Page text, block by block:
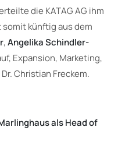
die KATAG AG ihm
somit künftig aus dem
,Angelika Schindler-
Expansion, Marketing,
Christian Freckem.
als Head of